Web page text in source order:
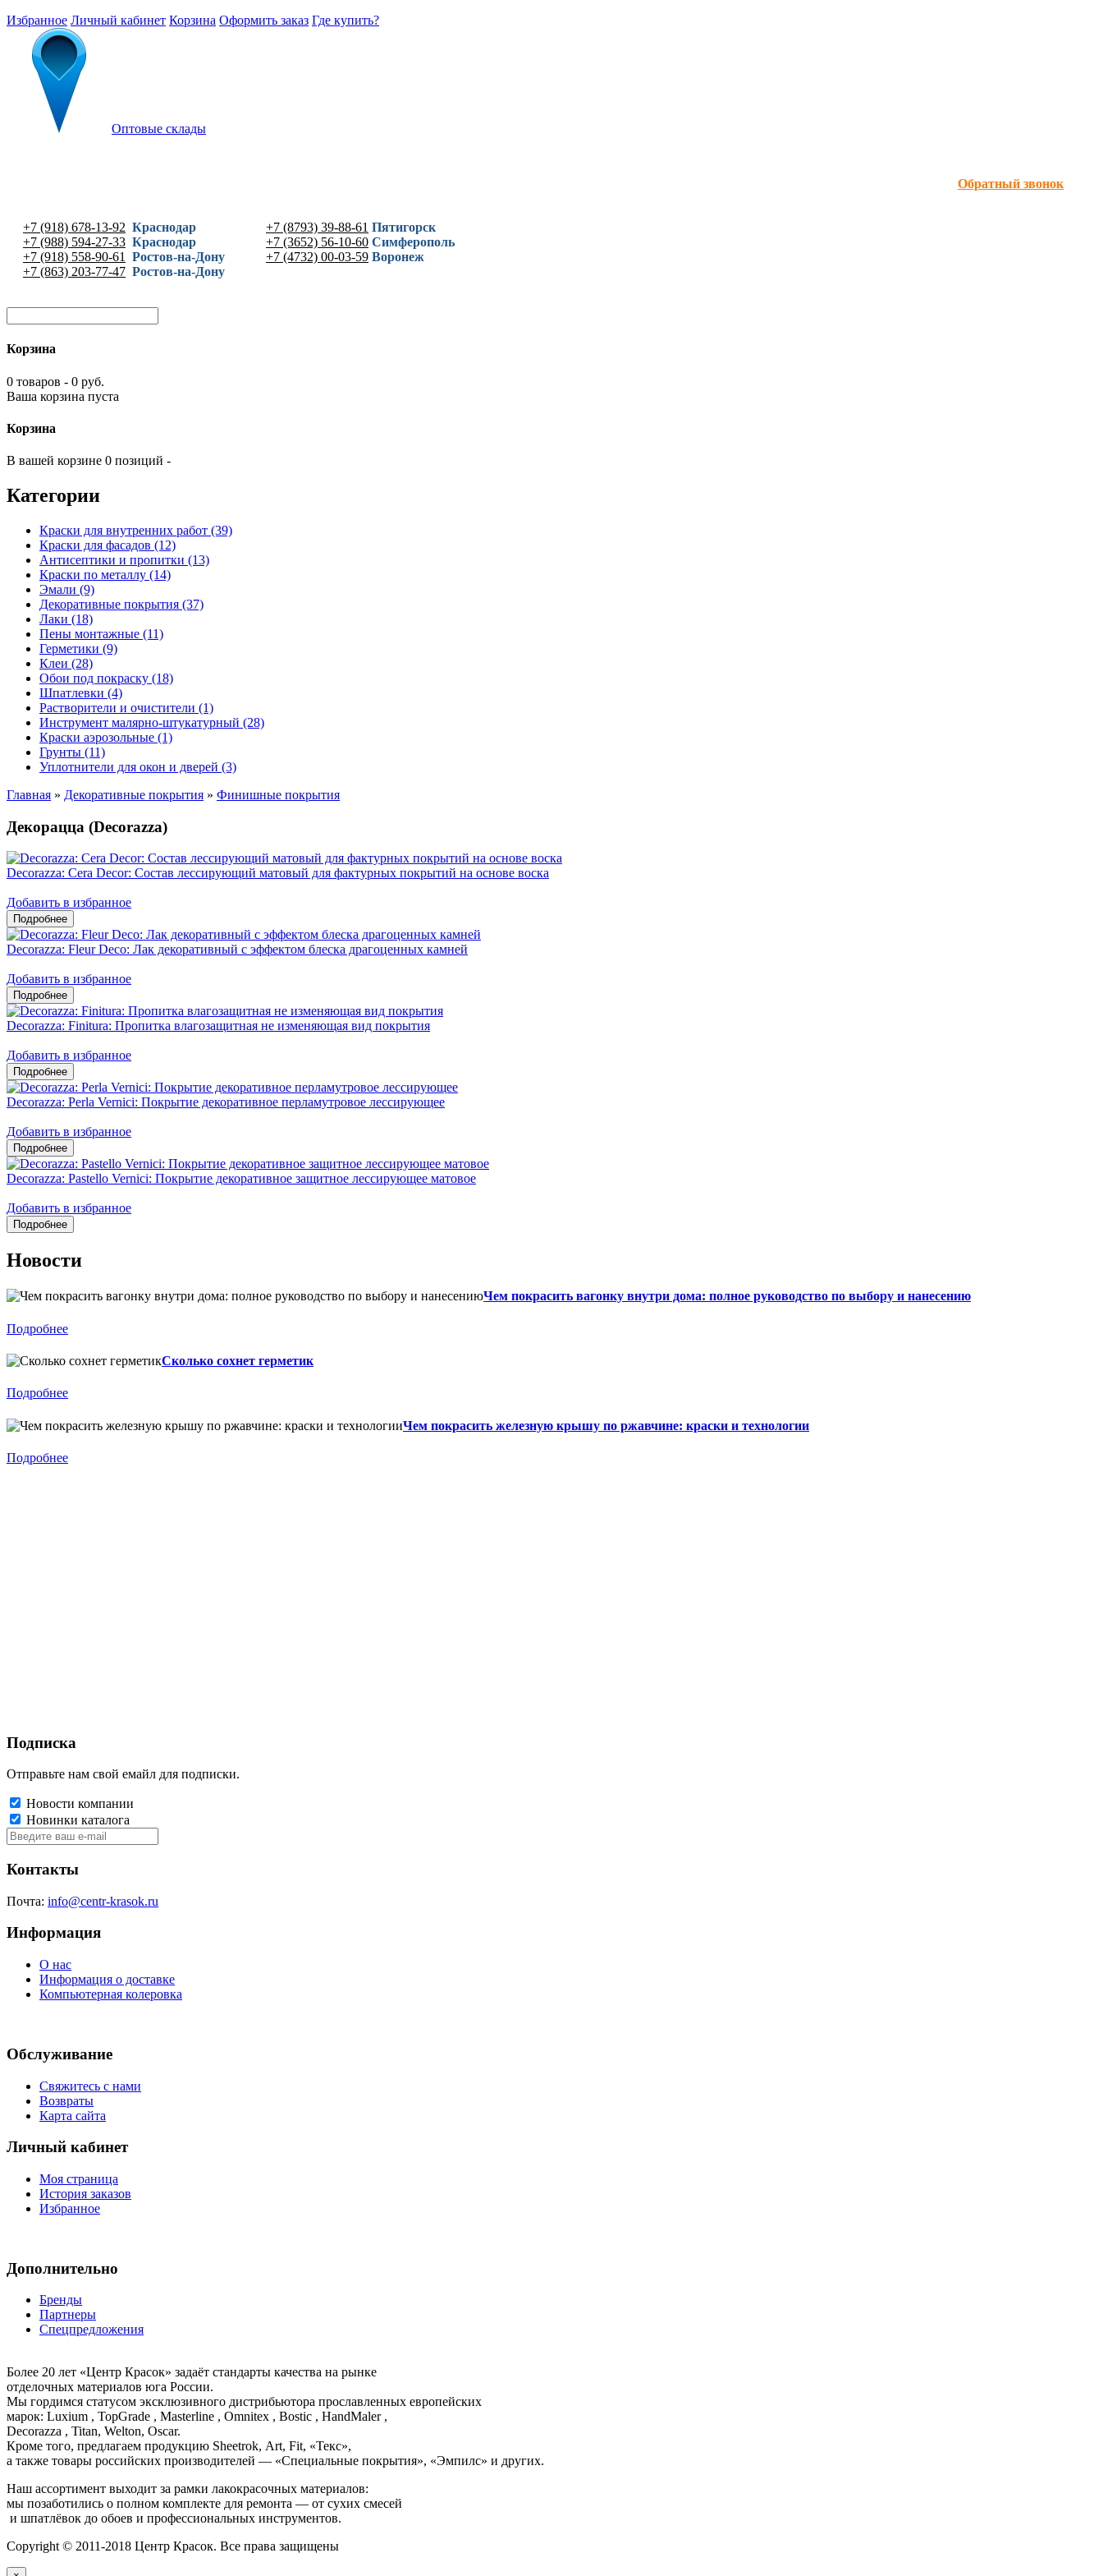
Избранное Личный кабинет Корзина Оформить заказ Где купить?
Оптовые склады
Обратный звонок
+7 (918) 678-13-92 Краснодар
+7 (988) 594-27-33 Краснодар
+7 (918) 558-90-61
Ростов-на-Дону
+7 (863) 203-77-47 Ростов-на-Дону
+7 (8793) 39-88-61 Пятигорск
+7 (3652) 56-10-60 Симферополь
+7 (4732) 00-03-59 Воронеж
Корзина
0 товаров - 0 руб.
Ваша корзина пуста
Корзина
В вашей корзине 0 позиций -
Категории
Краски для внутренних работ (39)
Краски для фасадов (12)
Антисептики и пропитки (13)
Краски по металлу (14)
Эмали (9)
Декоративные покрытия (37)
Лаки (18)
Пены монтажные (11)
Герметики (9)
Клеи (28)
Обои под покраску (18)
Шпатлевки (4)
Растворители и очистители (1)
Инструмент малярно-штукатурный (28)
Краски аэрозольные (1)
Грунты (11)
Уплотнители для окон и дверей (3)
Главная » Декоративные покрытия » Финишные покрытия
Декорацца (Decorazza)
Decorazza: Cera Decor: Состав лессирующий матовый для фактурных покрытий на основе воска
Добавить в избранное
Decorazza: Fleur Deco: Лак декоративный с эффектом блеска драгоценных камней
Добавить в избранное
Decorazza: Finitura: Пропитка влагозащитная не изменяющая вид покрытия
Добавить в избранное
Decorazza: Perla Vernici: Покрытие декоративное перламутровое лессирующее
Добавить в избранное
Decorazza: Pastello Vernici: Покрытие декоративное защитное лессирующее матовое
Добавить в избранное
Новости
Чем покрасить вагонку внутри дома: полное руководство по выбору и нанесению
Подробнее
Сколько сохнет герметик
Подробнее
Чем покрасить железную крышу по ржавчине: краски и технологии
Подробнее
Подписка
Отправьте нам свой емайл для подписки.
Новости компании
Новинки каталога
Контакты
Почта: info@centr-krasok.ru
Информация
О нас
Информация о доставке
Компьютерная колеровка
Обслуживание
Свяжитесь с нами
Возвраты
Карта сайта
Личный кабинет
Моя страница
История заказов
Избранное
Дополнительно
Бренды
Партнеры
Спецпредложения
Более 20 лет «Центр Красок» задаёт стандарты качества на рынке
отделочных материалов юга России.
Мы гордимся статусом эксклюзивного дистрибьютора прославленных европейских
марок: Luxium , TopGrade , Masterline , Omnitex , Bostic , HandMaler ,
Decorazza , Titan, Welton, Oscar.
Кроме того, предлагаем продукцию Sheetrok, Art, Fit, «Текс»,
а также товары российских производителей — «Специальные покрытия», «Эмпилс» и других.
Наш ассортимент выходит за рамки лакокрасочных материалов:
мы позаботились о полном комплекте для ремонта — от сухих смесей
и шпатлёвок до обоев и профессиональных инструментов.
Copyright © 2011-2018 Центр Красок. Все права защищены